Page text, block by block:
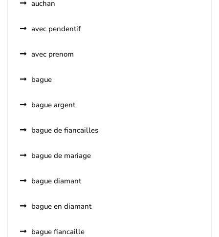
auchan
avec pendentif
avec prenom
bague
bague argent
bague de fiancailles
bague de mariage
bague diamant
bague en diamant
bague fiancaille